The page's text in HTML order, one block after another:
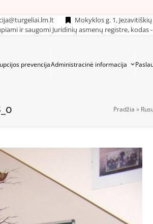
Mokyklos g. 1,
ir saugomi Juridinių asmenų registre, kodas -
prevencijaAdministracinė informacija
Pradžia »